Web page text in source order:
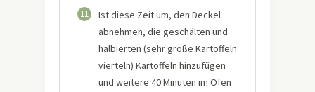
11
Ist diese Zeit um, den Deckel
abnehmen, die geschälten und
halbierten (sehr große Kartoffeln
vierteln) Kartoffeln hinzufügen
und weitere 40 Minuten im Ofen